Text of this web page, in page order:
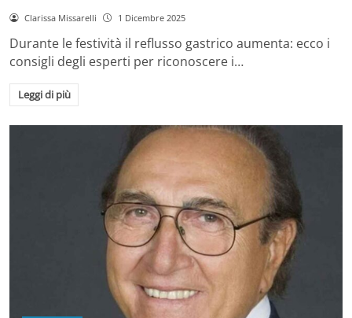
Clarissa Missarelli 1 Dicembre 2025
Durante le festività il reflusso gastrico aumenta: ecco i
consigli degli esperti per riconoscere i…
Leggi di più